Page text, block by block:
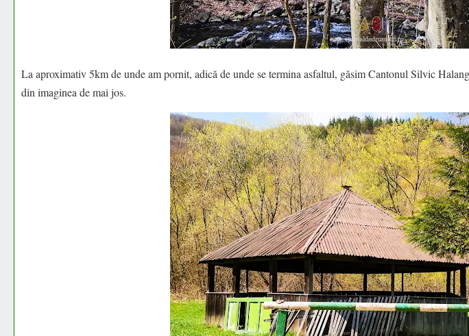
La aproximativ 5km de unde am pornit, adică de unde se termina asfaltul, găsim Cantonul Silvic
din imaginea de mai jos.